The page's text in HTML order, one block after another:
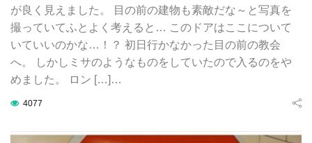
が良く見えました。 目の前の建物も素敵だな～と写真を
撮っていてふとよく考えると… このドアはここについて
いていいのかな…！？ 初日行かなかった目の前の教会
へ。 しかしミサのようなものをしていたので入るのをや
めました。 ロン […]…
4077